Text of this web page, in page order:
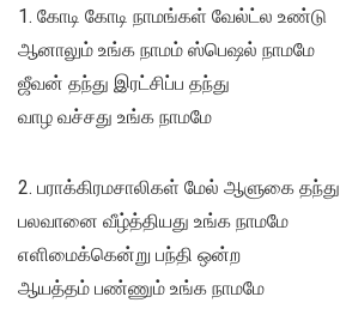
1. கோடி கோடி நாமங்கள் வேல்ட்ல உண்டு
ஆனாலும் உங்க நாமம் ஸ்பெஷல் நாமமே
ஜீவன் தந்து இரட்சிப்ப தந்து
வாழ வச்சது உங்க நாமமே
2. பராக்கிரமசாலிகள் மேல் ஆளுகை தந்து
பலவானை வீழ்த்தியது உங்க நாமமே
எளிமைக்கென்று பந்தி ஒன்ற
ஆயத்தம் பண்ணும் உங்க நாமமே